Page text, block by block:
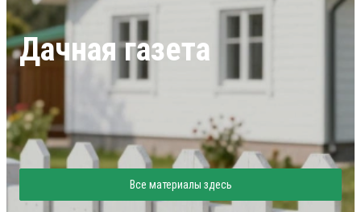
Дачная газета
Все материалы здесь